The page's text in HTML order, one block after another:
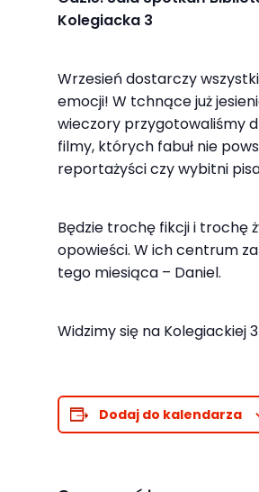
Kolegiacka 3
Wrzesień dostarczy
emocji! W tchnące już
wieczory przygotowaliśmy
filmy, których fabuł nie
reportażyści czy wybitni
Będzie trochę fikcji i trochę
opowieści. W ich centrum
tego miesiąca – Daniel.
Widzimy się na Kolegiackiej
Dodaj do kalendarza
działała jak
najlepiej
twojego
przejścia na nią.
Jeśli odrzucisz
te pliki cookie,
niektóre funkcje
internetowej.
swoje
podczas
odwiedzania naszej
szansę na